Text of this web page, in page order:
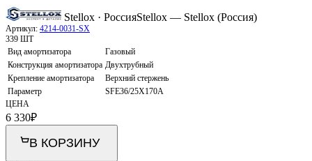
Stellox · РоссияStellox — Stellox (Россия)
Артикул: 4214-0031-SX
339 ШТ
Вид амортизатора
Газовый
Конструкция амортизатора Двухтрубный
Крепление амортизатора
Верхний стержень
Параметр
SFE36/25X170A
ЦЕНА
6 330₽
В КОРЗИНУ